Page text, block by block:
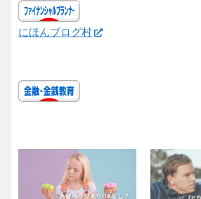
にほんブログ村